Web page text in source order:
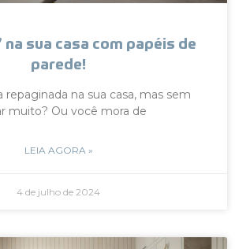
na sua casa com papéis de
parede!
repaginada na sua casa, mas sem
muito? Ou você mora de
LEIA AGORA »
4 de julho de 2024